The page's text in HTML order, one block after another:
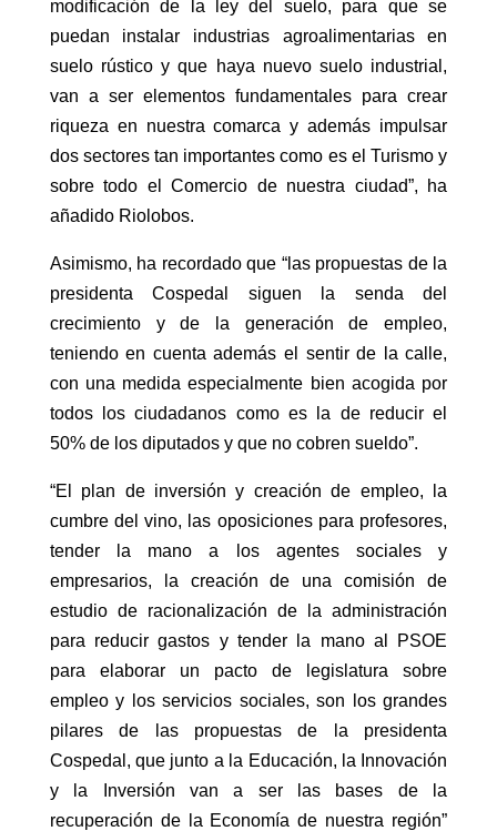
modificación de la ley del suelo, para que se
puedan instalar industrias agroalimentarias en
suelo rústico y que haya nuevo suelo industrial,
van a ser elementos fundamentales para crear
riqueza en nuestra comarca y además impulsar
dos sectores tan importantes como es el Turismo y
sobre todo el Comercio de nuestra ciudad”, ha
añadido Riolobos.
Asimismo, ha recordado que “las propuestas de la
presidenta Cospedal siguen la senda del
crecimiento y de la generación de empleo,
teniendo en cuenta además el sentir de la calle,
con una medida especialmente bien acogida por
todos los ciudadanos como es la de reducir el
50% de los diputados y que no cobren sueldo”.
“El plan de inversión y creación de empleo, la
cumbre del vino, las oposiciones para profesores,
tender la mano a los agentes sociales y
empresarios, la creación de una comisión de
estudio de racionalización de la administración
para reducir gastos y tender la mano al PSOE
para elaborar un pacto de legislatura sobre
empleo y los servicios sociales, son los grandes
pilares de las propuestas de la presidenta
Cospedal, que junto a la Educación, la Innovación
y la Inversión van a ser las bases de la
recuperación de la Economía de nuestra región”